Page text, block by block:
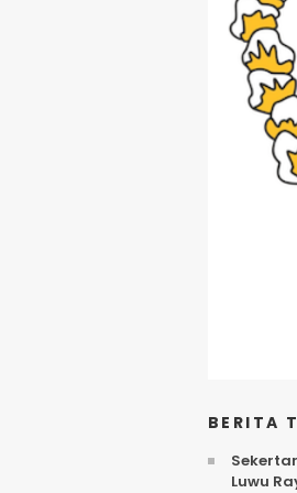
BERITA
Luwu